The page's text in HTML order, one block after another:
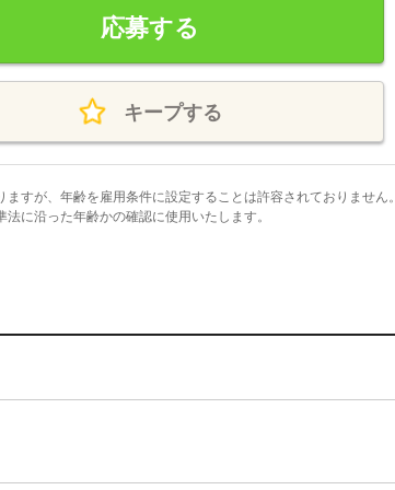
応募する
キープする
すが、年齢を雇用条件に設定することは許容されておりません
に沿った年齢かの確認に使用いたします。